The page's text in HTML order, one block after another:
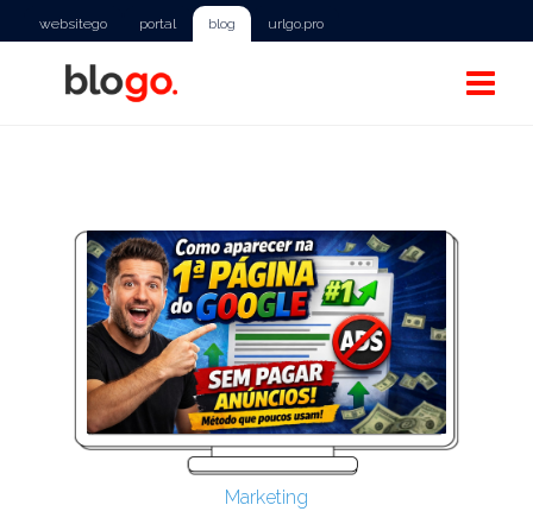
websitego portal blog urlgo.pro
Marketing